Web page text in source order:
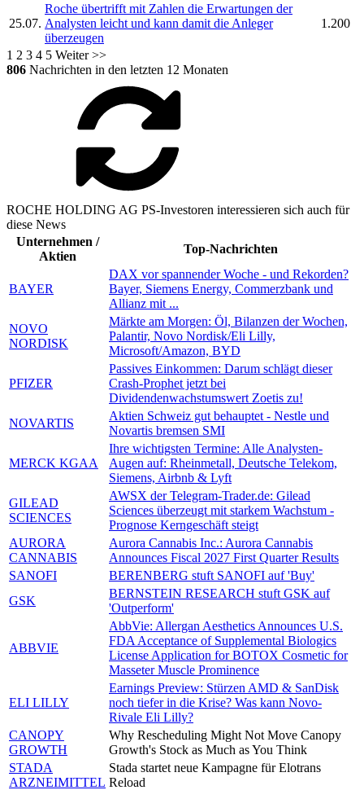
25.07.
Roche übertrifft mit Zahlen die Erwartungen der
Analysten leicht und kann damit die Anleger
überzeugen
1.200
1 2 3 4 5 Weiter >>
806 Nachrichten in den letzten 12 Monaten
ROCHE HOLDING AG PS-Investoren interessieren sich auch für
diese News
Unternehmen /
Aktien
Top-Nachrichten
BAYER
DAX vor spannender Woche - und Rekorden?
Bayer, Siemens Energy, Commerzbank und
Allianz mit ...
NOVO
NORDISK
Märkte am Morgen: Öl, Bilanzen der Wochen,
Palantir, Novo Nordisk/Eli Lilly,
Microsoft/Amazon, BYD
PFIZER
Passives Einkommen: Darum schlägt dieser
Crash-Prophet jetzt bei
Dividendenwachstumswert Zoetis zu!
NOVARTIS
Aktien Schweiz gut behauptet - Nestle und
Novartis bremsen SMI
MERCK KGAA
Ihre wichtigsten Termine: Alle Analysten-
Augen auf: Rheinmetall, Deutsche Telekom,
Siemens, Airbnb & Lyft
GILEAD
SCIENCES
AWSX der Telegram-Trader.de: Gilead
Sciences überzeugt mit starkem Wachstum -
Prognose Kerngeschäft steigt
AURORA
CANNABIS
Aurora Cannabis Inc.: Aurora Cannabis
Announces Fiscal 2027 First Quarter Results
SANOFI
BERENBERG stuft SANOFI auf 'Buy'
GSK
BERNSTEIN RESEARCH stuft GSK auf
'Outperform'
ABBVIE
AbbVie: Allergan Aesthetics Announces U.S.
FDA Acceptance of Supplemental Biologics
License Application for BOTOX Cosmetic for
Masseter Muscle Prominence
ELI LILLY
Earnings Preview: Stürzen AMD & SanDisk
noch tiefer in die Krise? Was kann Novo-
Rivale Eli Lilly?
CANOPY
GROWTH
Why Rescheduling Might Not Move Canopy
Growth's Stock as Much as You Think
STADA
ARZNEIMITTEL
Stada startet neue Kampagne für Elotrans
Reload